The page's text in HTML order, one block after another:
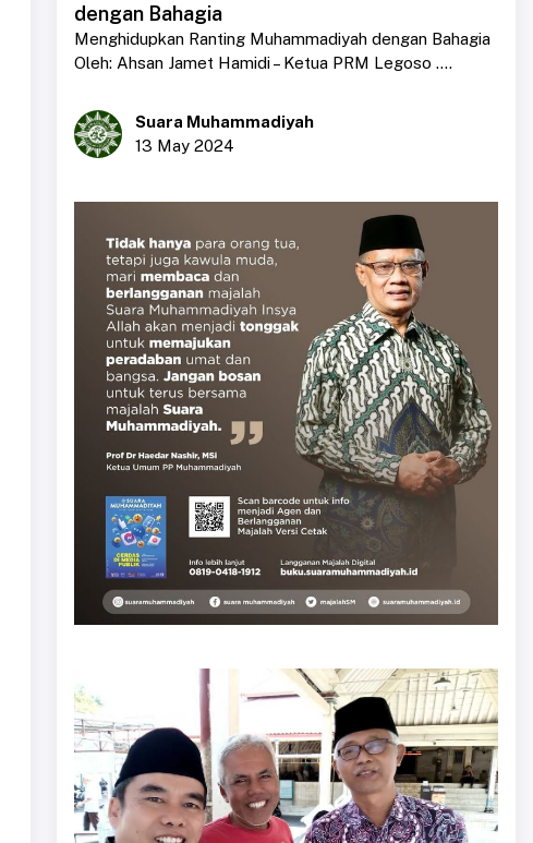
dengan Bahagia
Menghidupkan Ranting Muhammadiyah dengan Bahagia
Oleh: Ahsan Jamet Hamidi – Ketua PRM Legoso ....
Suara Muhammadiyah
13 May 2024